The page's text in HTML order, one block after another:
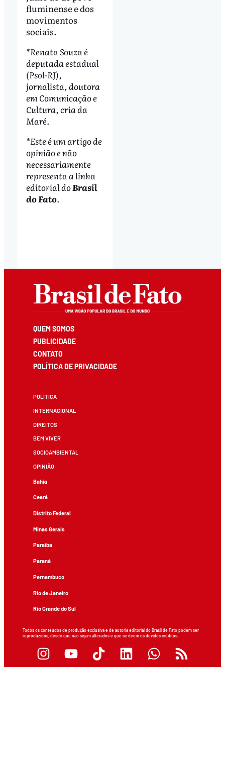
fluminense e dos
movimentos
sociais.
*Renata Souza é
deputada estadual
(Psol-RJ),
jornalista, doutora
em Comunicação e
Cultura, cria da
Maré.
*Este é um artigo de
opinião e não
necessariamente
representa a linha
editorial doBrasil
do Fato.
QUEM SOMOS
PUBLICIDADE
CONTATO
POLÍTICA DE PRIVACIDADE
POLÍTICA
INTERNACIONAL
DIREITOS
BEM VIVER
SOCIOAMBIENTAL
OPINIÃO
Bahia
Ceará
Distrito Federal
Minas Gerais
Paraíba
Paraná
Pernambuco
Rio de Janeiro
Rio Grande do Sul
Todos os conteúdos de produção exclusiva e de autoria editorial do Brasil de Fato podem ser
reproduzidos, desde que não sejam alterados e que se deem os devidos créditos.